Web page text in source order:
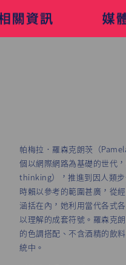
帕梅拉．羅森克朗茨（
個以網際網路為基礎的世代
thinking），推進到因人類
時賴以參考的範圍甚廣，從
涵括在內，她利用當代各式
以理解的成套符號。羅森克
的色調搭配、不含酒精的飲
統中。